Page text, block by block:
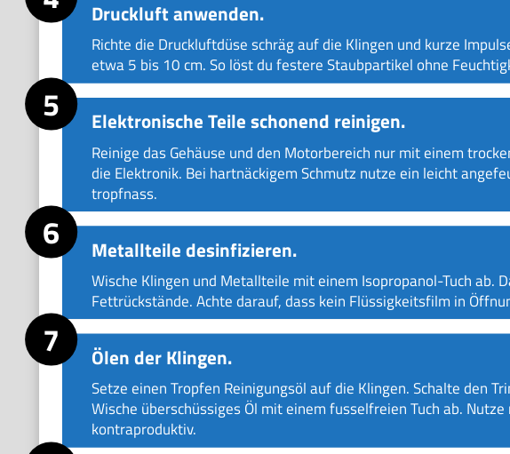
Druckluft anwenden.
Richte die Druckluftdüse schräg auf die Klingen und kurze
etwa 5 bis 10 cm. So löst du festere Staubpartikel ohne
Elektronische Teile schonend reinigen.
Reinige das Gehäuse und den Motorbereich nur mit einem
die Elektronik. Bei hartnäckigem Schmutz nutze ein leicht
tropfnass.
Metallteile desinfizieren.
Wische Klingen und Metallteile mit einem Isopropanol-Tuch ab.
Fettrückstände. Achte darauf, dass kein Flüssigkeitsfilm in
Ölen der Klingen.
Setze einen Tropfen Reinigungsöl auf die Klingen. Schalte den
Wische überschüssiges Öl mit einem fusselfreien Tuch ab.
kontraproduktiv.